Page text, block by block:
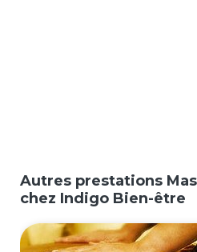
Autres prestations
chez Indigo Bien-être